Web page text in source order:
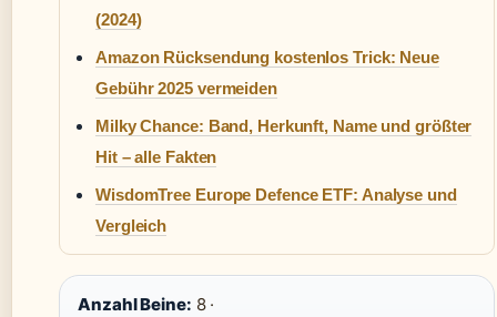
(2024)
Amazon Rücksendung kostenlos Trick: Neue
Gebühr 2025 vermeiden
Milky Chance: Band, Herkunft, Name und größter
Hit – alle Fakten
WisdomTree Europe Defence ETF: Analyse und
Vergleich
Anzahl Beine: 8 ·